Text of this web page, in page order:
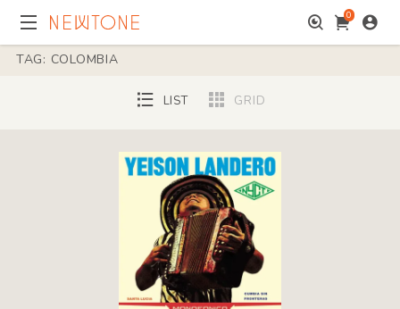
0
TAG: COLOMBIA
LIST GRID